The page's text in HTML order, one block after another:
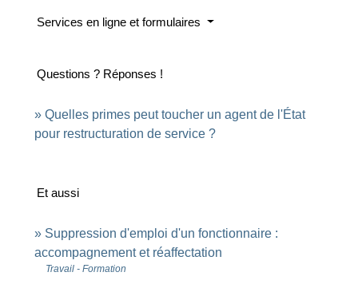
Services en ligne et formulaires
Questions ? Réponses !
Quelles primes peut toucher un agent de l'État
pour restructuration de service ?
Et aussi
Suppression d'emploi d'un fonctionnaire :
accompagnement et réaffectation
Travail - Formation